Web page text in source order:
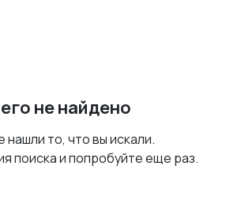
не найдено
нашли то, что вы искали.
поиска и попробуйте еще раз.